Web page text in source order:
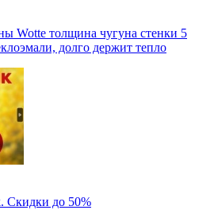
Wotte толщина чугуна стенки 5
долго держит тепло
Скидки до 50%